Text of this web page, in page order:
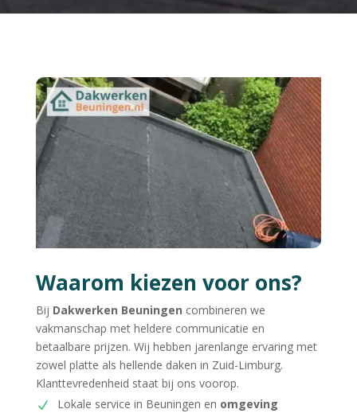
Waarom kiezen voor ons?
Bij Dakwerken Beuningen combineren we
vakmanschap met heldere communicatie en
betaalbare prijzen. Wij hebben jarenlange ervaring met
zowel platte als hellende daken in Zuid-Limburg.
Klanttevredenheid staat bij ons voorop.
Lokale service in Beuningen en omgeving